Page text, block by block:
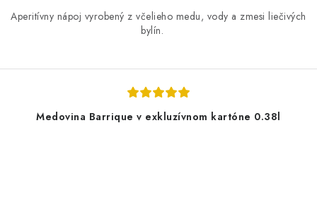
Aperitívny nápoj vyrobený z včelieho medu, vody a zmesi liečivých
bylín.
Medovina Barrique v exkluzívnom kartóne 0.38l